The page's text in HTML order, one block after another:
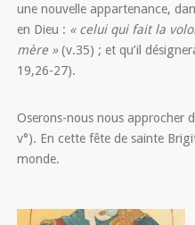
une nouvelle appartenance,
en Dieu : « celui qui fait la
mère »(v.35) ; et qu’il
19,26-27).
Oserons-nous nous approcher
v°). En cette fête de sainte
monde.